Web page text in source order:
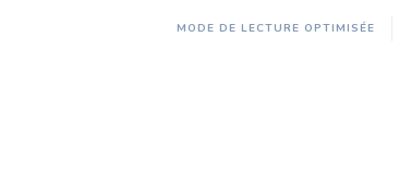
MODE DE LECTURE OPTIMISÉE